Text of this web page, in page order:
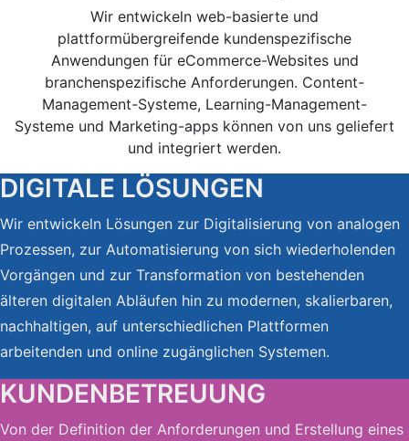
Wir entwickeln web-basierte und
plattformübergreifende kundenspezifische
Anwendungen für eCommerce-Websites und
branchenspezifische Anforderungen. Content-
Management-Systeme, Learning-Management-
Systeme und Marketing-apps können von uns geliefert
und integriert werden.
DIGITALE LÖSUNGEN
Wir entwickeln Lösungen zur Digitalisierung von analogen
Prozessen, zur Automatisierung von sich wiederholenden
Vorgängen und zur Transformation von bestehenden
älteren digitalen Abläufen hin zu modernen, skalierbaren,
nachhaltigen, auf unterschiedlichen Plattformen
arbeitenden und online zugänglichen Systemen.
KUNDENBETREUUNG
Von der Definition der Anforderungen und Erstellung eines